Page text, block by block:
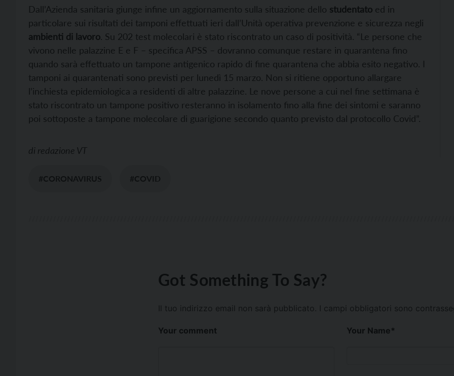
Dall’Azienda sanitaria giunge infine un aggiornamento sulla situazione dello studentato ed in
particolare sui risultati dei tamponi effettuati ieri dall’Unità operativa prevenzione e sicurezza negli
ambienti di lavoro. Su 202 test molecolari è stato riscontrato un caso di positività. “Le persone che
vivono nelle palazzine E e F – specifica APSS – dovranno comunque restare in quarantena fino
quando sarà effettuato un tampone antigenico rapido di fine quarantena che abbia esito negativo. I
tamponi ai quarantenati sono previsti per lunedì 15 marzo. Non si ritiene opportuno allargare
l’inchiesta epidemiologica a residenti di altre palazzine. Le nove persone a cui nel fine settimana è
stato riscontrato un tampone positivo resteranno in isolamento fino alla fine dei sintomi e saranno
poi sottoposte a tampone molecolare di guarigione secondo quanto previsto dal protocollo Covid”.
di redazione VT
#CORONAVIRUS #COVID
Got Something To Say?
Il tuo indirizzo email non sarà pubblicato. I campi obbligatori sono
Your comment Your Name*